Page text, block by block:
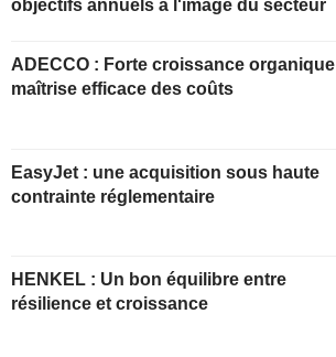
objectifs annuels à l'image du secteur
ADECCO : Forte croissance organique et
maîtrise efficace des coûts
EasyJet : une acquisition sous haute
contrainte réglementaire
HENKEL : Un bon équilibre entre
résilience et croissance